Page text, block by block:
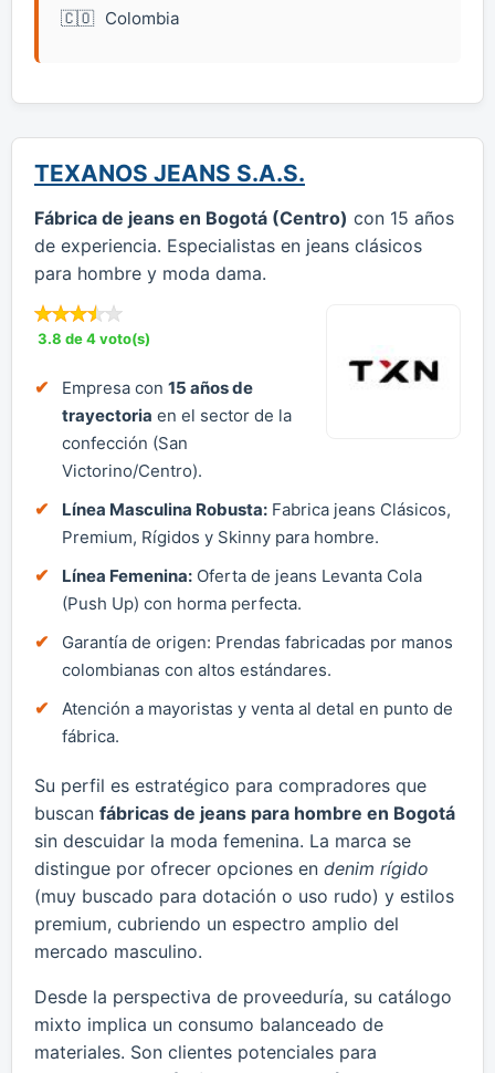
Colombia
TEXANOS JEANS S.A.S.
Fábrica de jeans en Bogotá (Centro) con 15 años
de experiencia. Especialistas en jeans clásicos
para hombre y moda dama.
3.8 de 4 voto(s)
Empresa con 15 años de
trayectoria en el sector de la
confección (San
Victorino/Centro).
Línea Masculina Robusta: Fabrica jeans Clásicos,
Premium, Rígidos y Skinny para hombre.
Línea Femenina: Oferta de jeans Levanta Cola
(Push Up) con horma perfecta.
Garantía de origen: Prendas fabricadas por manos
colombianas con altos estándares.
Atención a mayoristas y venta al detal en punto de
fábrica.
Su perfil es estratégico para compradores que
buscan fábricas de jeans para hombre en Bogotá
sin descuidar la moda femenina. La marca se
distingue por ofrecer opciones en denim rígido
(muy buscado para dotación o uso rudo) y estilos
premium, cubriendo un espectro amplio del
mercado masculino.
Desde la perspectiva de proveeduría, su catálogo
mixto implica un consumo balanceado de
materiales. Son clientes potenciales para